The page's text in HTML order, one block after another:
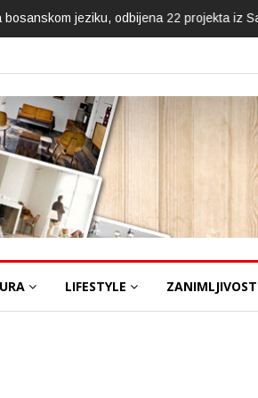
jeziku, odbijena 22 projekta iz
LIFESTYLE